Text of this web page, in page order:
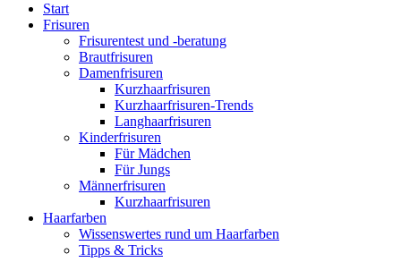
Start
Frisuren
Frisurentest und -beratung
Brautfrisuren
Damenfrisuren
Kurzhaarfrisuren
Kurzhaarfrisuren-Trends
Langhaarfrisuren
Kinderfrisuren
Für Mädchen
Für Jungs
Männerfrisuren
Kurzhaarfrisuren
Haarfarben
Wissenswertes rund um Haarfarben
Tipps & Tricks